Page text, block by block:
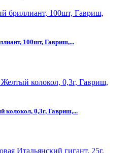
100шт, Гавриш,...
колокол, 0,3г, Гавриш,...